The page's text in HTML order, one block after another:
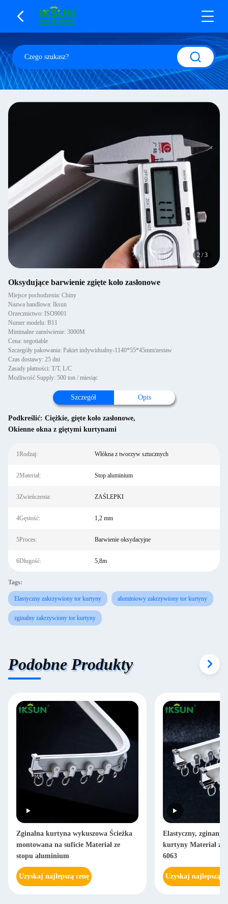
2 /3
Oksydujące barwienie zgięte koło zasłonowe
Miejsce pochodzenia: Chiny
Nazwa handlowa: Iksun
Orzecznictwo: ISO9001
Numer modelu: B11
Minimalne zamówienie: 3000M
Cena: negotiable
Szczegóły pakowania: Pakiet indywidualny-1140*55*45mm/zestaw
Czas dostawy: 25 dni
Zasady płatności: T/T, L/C
Możliwość Supply: 500 ton / miesiąc
Szczegół Opis
Podkreślić: Ciężkie, gięte koło zasłonowe,
Okienne okna z giętymi kurtynami
1Rodzaj: Włókna z tworzyw sztucznych
2Materiał: Stop aluminium
3Zwieńczenia: ZAŚLEPKI
4Gęstość: 1,2 mm
5Proces: Barwienie oksydacyjne
6Długość: 5,8m
Tags:
Elastyczny zakrzywiony tor kurtyny aluminiowy zakrzywiony tor kurtyny
zginalny zakrzywiony tor kurtyny
Podobne Produkty
Zginalna kurtyna wykuszowa Ścieżka
montowana na suficie Materiał ze
stopu aluminium
Uzyskaj najlepszą cenę
Elastyczny,
kurtyny Materiał ze
6063
Uzyskaj najlepszą